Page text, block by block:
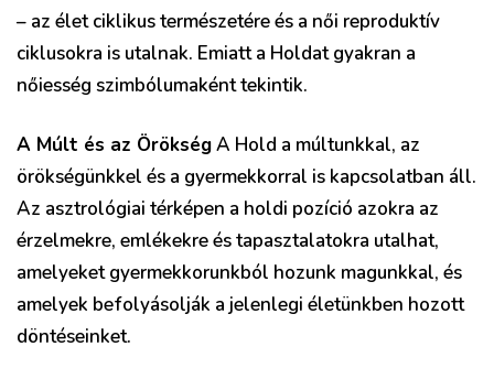
– az élet ciklikus természetére és a női reproduktív
ciklusokra is utalnak. Emiatt a Holdat gyakran a
nőiesség szimbólumaként tekintik.
A Múlt és az ÖrökségA Hold a múltunkkal, az
örökségünkkel és a gyermekkorral is kapcsolatban áll.
Az asztrológiai térképen a holdi pozíció azokra az
érzelmekre, emlékekre és tapasztalatokra utalhat,
amelyeket gyermekkorunkból hozunk magunkkal, és
amelyek befolyásolják a jelenlegi életünkben hozott
döntéseinket.